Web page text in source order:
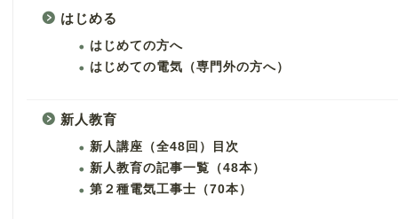
はじめる
はじめての方へ
はじめての電気（専門外の方へ）
新人教育
新人講座（全48回）目次
新人教育の記事一覧（48本）
第２種電気工事士（70本）